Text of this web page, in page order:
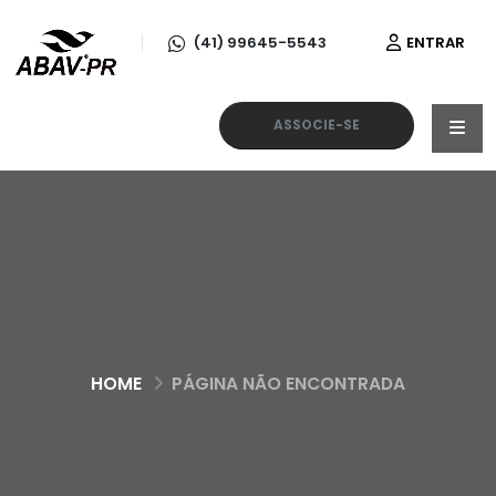
(41) 99645-5543 ENTRAR
ASSOCIE-SE
HOME PÁGINA NÃO ENCONTRADA